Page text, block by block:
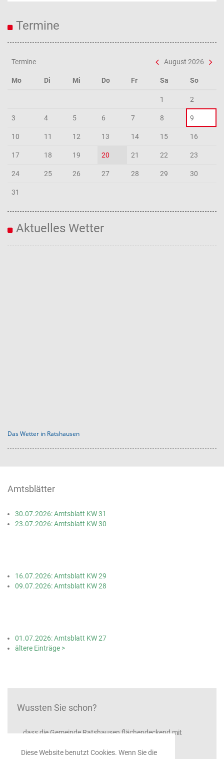
Diese Website benutzt Cookies. Wenn Sie die
Termine
Termine August 2026
Mo Di Mi Do Fr Sa So
1 2
3 4 5 6 7 8 9
10 11 12 13 14 15 16
17 18 19 20 21 22 23
24 25 26 27 28 29 30
31
Aktuelles Wetter
Das Wetter in Ratshausen
Amtsblätter
30.07.2026: Amtsblatt KW 31
23.07.2026: Amtsblatt KW 30
16.07.2026: Amtsblatt KW 29
09.07.2026: Amtsblatt KW 28
01.07.2026: Amtsblatt KW 27
ältere Einträge >
Wussten Sie schon?
...dass die Gemeinde Ratshausen flächendeckend mit